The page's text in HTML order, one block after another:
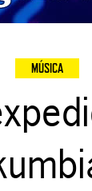
MÚSICA